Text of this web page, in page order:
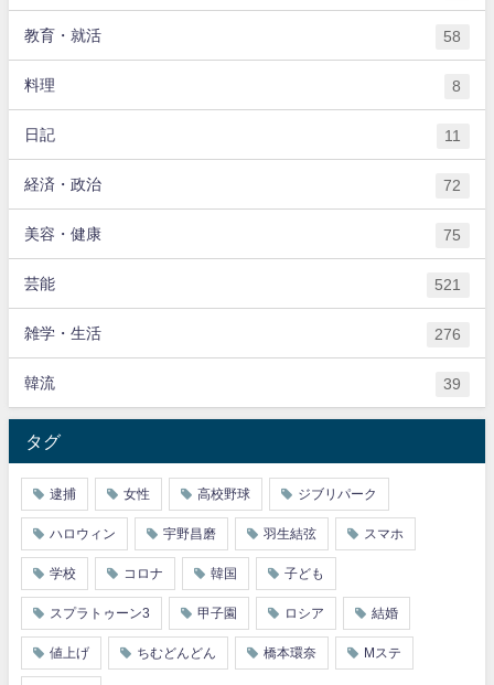
教育・就活 58
料理 8
日記 11
経済・政治 72
美容・健康 75
芸能 521
雑学・生活 276
韓流 39
タグ
逮捕 女性 高校野球 ジブリパーク
ハロウィン 宇野昌磨 羽生結弦 スマホ
学校 コロナ 韓国 子ども
スプラトゥーン3 甲子園 ロシア 結婚
値上げ ちむどんどん 橋本環奈 Mステ